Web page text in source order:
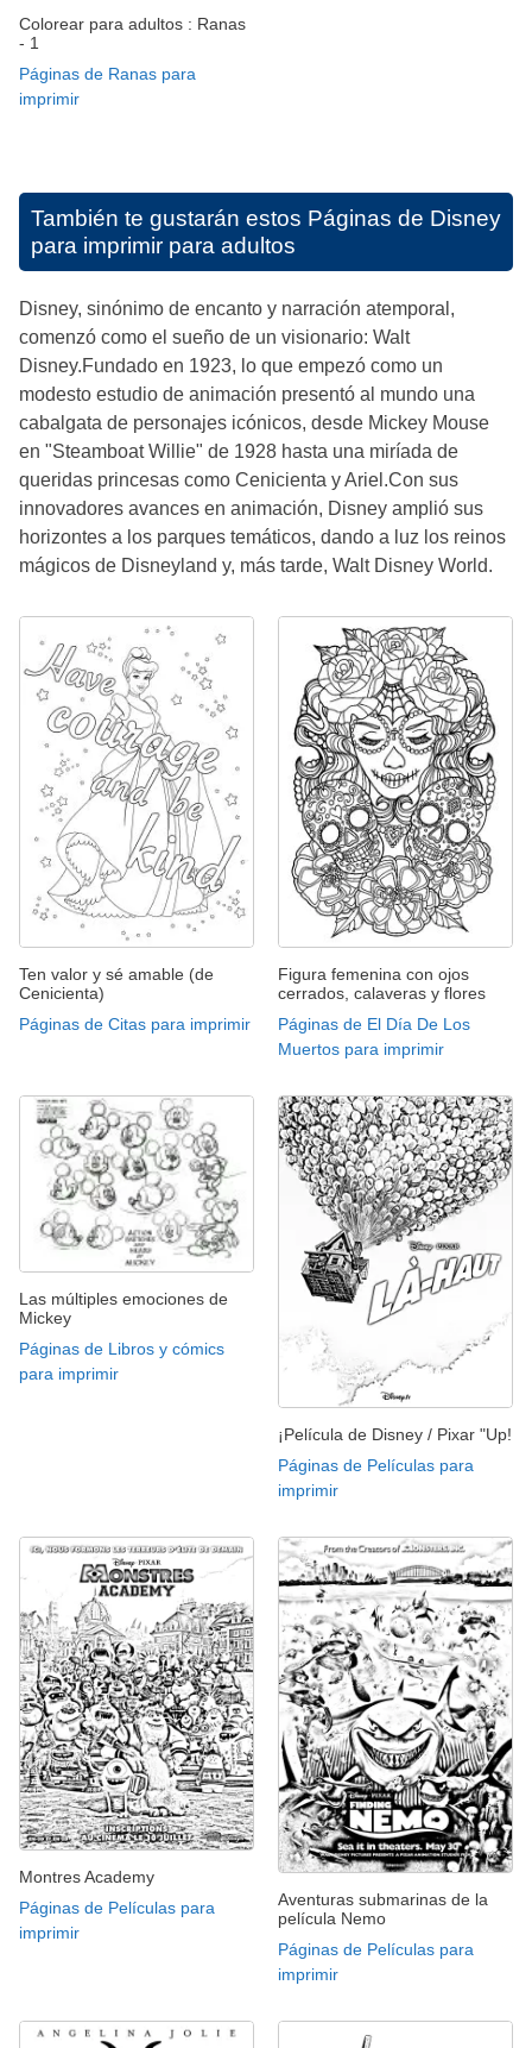
Colorear para adultos : Ranas
- 1
Páginas de Ranas para
imprimir
También te gustarán estos Páginas de Disney
para imprimir para adultos
Disney, sinónimo de encanto y narración atemporal,
comenzó como el sueño de un visionario: Walt
Disney.Fundado en 1923, lo que empezó como un
modesto estudio de animación presentó al mundo una
cabalgata de personajes icónicos, desde Mickey Mouse
en "Steamboat Willie" de 1928 hasta una miríada de
queridas princesas como Cenicienta y Ariel.Con sus
innovadores avances en animación, Disney amplió sus
horizontes a los parques temáticos, dando a luz los reinos
mágicos de Disneyland y, más tarde, Walt Disney World.
Ten valor y sé amable (de
Cenicienta)
Páginas de Citas para imprimir
Figura femenina con ojos
cerrados, calaveras y flores
Páginas de El Día De Los
Muertos para imprimir
Las múltiples emociones de
Mickey
Páginas de Libros y cómics
para imprimir
¡Película de Disney / Pixar "Up!
Páginas de Películas para
imprimir
Montres Academy
Páginas de Películas para
imprimir
Aventuras submarinas de la
película Nemo
Páginas de Películas para
imprimir